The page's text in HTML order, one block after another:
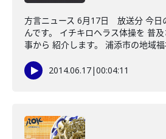
方言ニュース 6月17日 放送分 今日
んです。 イチキロヘラス体操を 普
事から 紹介します。 浦添市の地域
2014.06.17|00:04:11